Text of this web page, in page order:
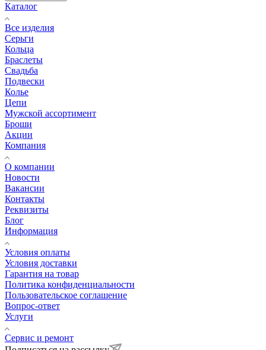
Каталог
Все изделия
Серьги
Кольца
Браслеты
Свадьба
Подвески
Колье
Цепи
Мужской ассортимент
Броши
Акции
Компания
О компании
Новости
Вакансии
Контакты
Реквизиты
Блог
Информация
Условия оплаты
Условия доставки
Гарантия на товар
Политика конфиденциальности
Пользовательское соглашение
Вопрос-ответ
Услуги
Сервис и ремонт